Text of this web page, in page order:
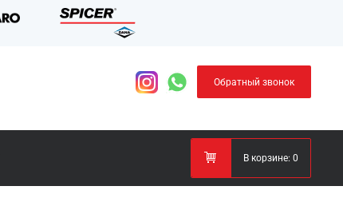
Обратный звонок
В корзине: 0